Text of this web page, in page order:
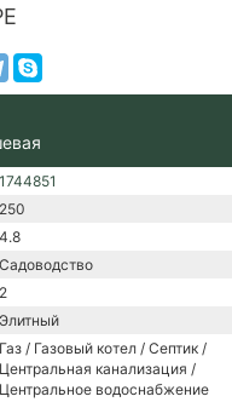
1744851
250
4.8
Садоводство
2
Элитный
Газ / Газовый котел / Септик /
Центральная канализация /
Центральное водоснабжение